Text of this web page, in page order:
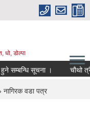
धो, डोल्पा
सूचना । चौथो
वडा पत्र